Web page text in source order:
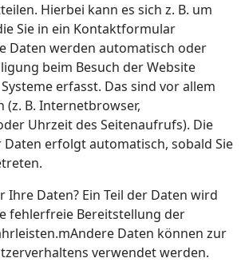
Hierbei kann es sich z. B. um
Sie in ein Kontaktformular
Daten werden automatisch oder
beim Besuch der Website
erfasst. Das sind vor allem
(z. B. Internetbrowser,
Uhrzeit des Seitenaufrufs). Die
Daten erfolgt automatisch, sobald Sie
Daten? Ein Teil der Daten wird
fehlerfreie Bereitstellung der
Daten können zur
verwendet werden.